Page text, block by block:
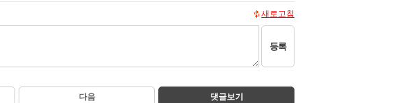
새로고침
등록
다음 댓글보기